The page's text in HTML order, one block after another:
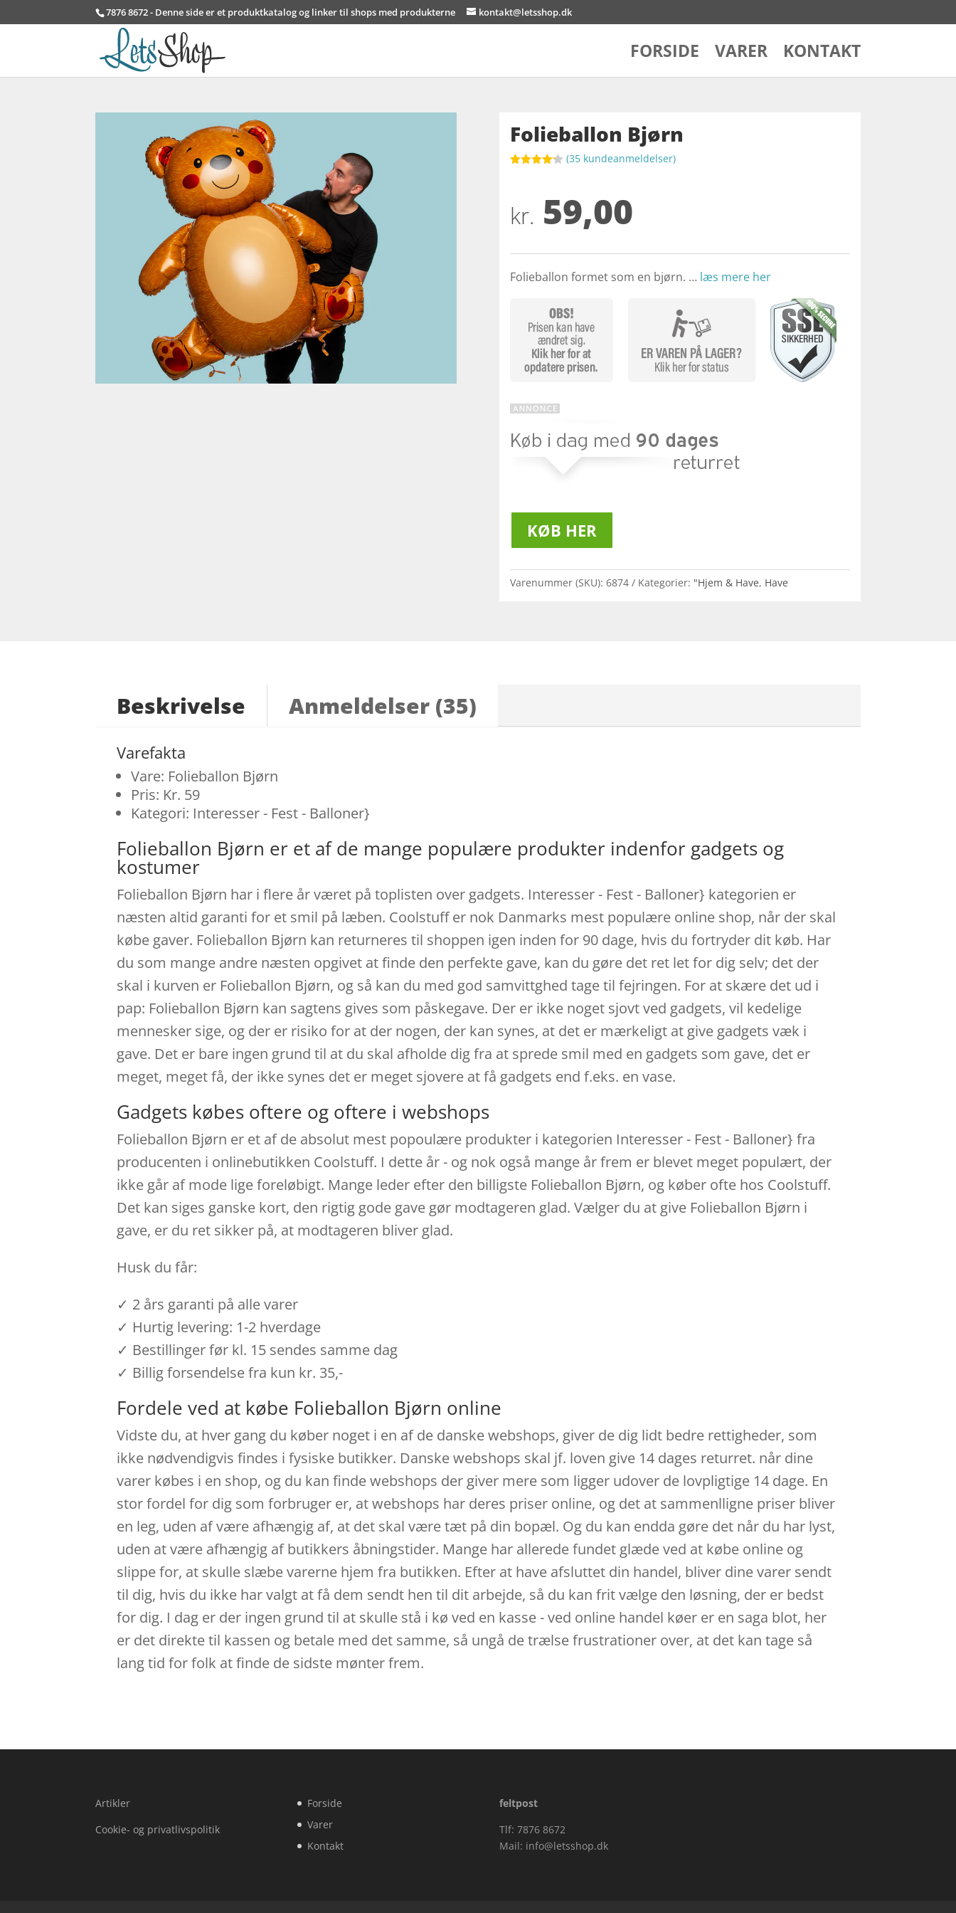
7876 8672 - Denne side er et produktkatalog og linker til shops med produkterne kontakt@letsshop.dk
FORSIDE VARER KONTAKT
Folieballon Bjørn
på
kundebedø
(35 kundeanmeldelser)
kr. 59,00
Folieballon formet som en bjørn. … læs mere her
KØB HER
Varenummer (SKU): 6874 Kategorier: "Hjem & Have, Have
Beskrivelse Anmeldelser (35)
Varefakta
Vare: Folieballon Bjørn
Pris: Kr. 59
Kategori: Interesser - Fest - Balloner}
Folieballon Bjørn er et af de mange populære produkter indenfor gadgets og
kostumer
Folieballon Bjørn har i flere år været på toplisten over gadgets. Interesser - Fest - Balloner} kategorien er
næsten altid garanti for et smil på læben. Coolstuff er nok Danmarks mest populære online shop, når der skal
købe gaver. Folieballon Bjørn kan returneres til shoppen igen inden for 90 dage, hvis du fortryder dit køb. Har
du som mange andre næsten opgivet at finde den perfekte gave, kan du gøre det ret let for dig selv; det der
skal i kurven er Folieballon Bjørn, og så kan du med god samvittghed tage til fejringen. For at skære det ud i
pap: Folieballon Bjørn kan sagtens gives som påskegave. Der er ikke noget sjovt ved gadgets, vil kedelige
mennesker sige, og der er risiko for at der nogen, der kan synes, at det er mærkeligt at give gadgets væk i
gave. Det er bare ingen grund til at du skal afholde dig fra at sprede smil med en gadgets som gave, det er
meget, meget få, der ikke synes det er meget sjovere at få gadgets end f.eks. en vase.
Gadgets købes oftere og oftere i webshops
Folieballon Bjørn er et af de absolut mest popoulære produkter i kategorien Interesser - Fest - Balloner} fra
producenten i onlinebutikken Coolstuff. I dette år - og nok også mange år frem er blevet meget populært, der
ikke går af mode lige foreløbigt. Mange leder efter den billigste Folieballon Bjørn, og køber ofte hos Coolstuff.
Det kan siges ganske kort, den rigtig gode gave gør modtageren glad. Vælger du at give Folieballon Bjørn i
gave, er du ret sikker på, at modtageren bliver glad.
Husk du får:
✓ 2 års garanti på alle varer
✓ Hurtig levering: 1-2 hverdage
✓ Bestillinger før kl. 15 sendes samme dag
✓ Billig forsendelse fra kun kr. 35,-
Fordele ved at købe Folieballon Bjørn online
Vidste du, at hver gang du køber noget i en af de danske webshops, giver de dig lidt bedre rettigheder, som
ikke nødvendigvis findes i fysiske butikker. Danske webshops skal jf. loven give 14 dages returret. når dine
varer købes i en shop, og du kan finde webshops der giver mere som ligger udover de lovpligtige 14 dage. En
stor fordel for dig som forbruger er, at webshops har deres priser online, og det at sammenlligne priser bliver
en leg, uden af være afhængig af, at det skal være tæt på din bopæl. Og du kan endda gøre det når du har lyst,
uden at være afhængig af butikkers åbningstider. Mange har allerede fundet glæde ved at købe online og
slippe for, at skulle slæbe varerne hjem fra butikken. Efter at have afsluttet din handel, bliver dine varer sendt
til dig, hvis du ikke har valgt at få dem sendt hen til dit arbejde, så du kan frit vælge den løsning, der er bedst
for dig. I dag er der ingen grund til at skulle stå i kø ved en kasse - ved online handel køer er en saga blot, her
er det direkte til kassen og betale med det samme, så ungå de trælse frustrationer over, at det kan tage så
lang tid for folk at finde de sidste mønter frem.
Artikler
Cookie- og privatlivspolitik
Forside
Varer
Kontakt
feltpost
Tlf: 7876 8672
Mail: info@letsshop.dk